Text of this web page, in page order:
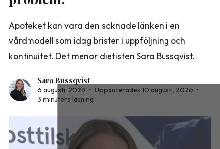
Apoteket kan vara den saknade länken i en
vårdmodell som idag brister i uppföljning och
kontinuitet. Det menar dietisten Sara Bussqvist.
Sara Bussqvist
6 augusti, 2026 • Uppdaterades 10 augusti, 2026 •
3 minuters läsning